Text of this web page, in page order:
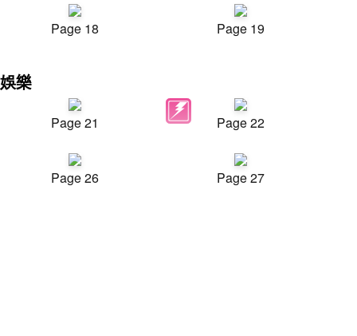
Page 18 Page 19
娛樂
Page 21 Page 22
Page 26 Page 27